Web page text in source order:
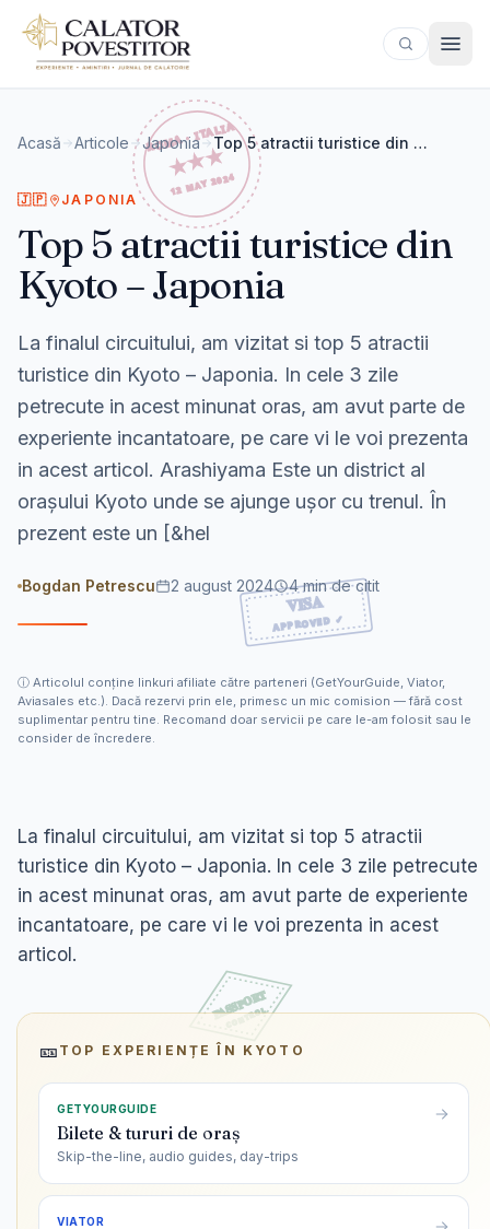
Sari la conținut
Acasă Articole Japonia Top 5 atractii turistice din Kyoto – Japonia
🇯🇵 JAPONIA
Top 5 atractii turistice din
Kyoto – Japonia
La finalul circuitului, am vizitat si top 5 atractii
turistice din Kyoto – Japonia. In cele 3 zile
petrecute in acest minunat oras, am avut parte de
experiente incantatoare, pe care vi le voi prezenta
in acest articol. Arashiyama Este un district al
orașului Kyoto unde se ajunge ușor cu trenul. În
prezent este un [&hel
Bogdan Petrescu 2 august 2024 4min de citit
ⓘ Articolul conține linkuri afiliate către parteneri (GetYourGuide, Viator,
Aviasales etc.). Dacă rezervi prin ele, primesc un mic comision — fără cost
suplimentar pentru tine. Recomand doar servicii pe care le-am folosit sau le
consider de încredere.
La finalul circuitului, am vizitat si top 5 atractii
turistice din Kyoto – Japonia. In cele 3 zile petrecute
in acest minunat oras, am avut parte de experiente
incantatoare, pe care vi le voi prezenta in acest
articol.
🎫 TOP EXPERIENȚE ÎN KYOTO
GETYOURGUIDE
Bilete & tururi de oraș
Skip-the-line, audio guides, day-trips
VIATOR